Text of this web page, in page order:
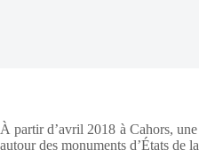
À partir d’avril 2018 à Cahors,
autour des monuments d’États de